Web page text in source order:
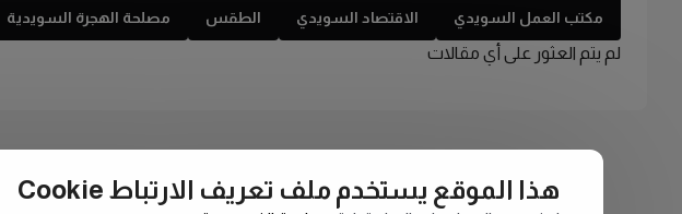
مكتب العمل السويدي الاقتصاد السويدي الطقس مصلحة الهجرة السويدية
لم يتم العثور على أي مقالات
هذا الموقع يستخدم ملف تعريف الارتباط Cookie